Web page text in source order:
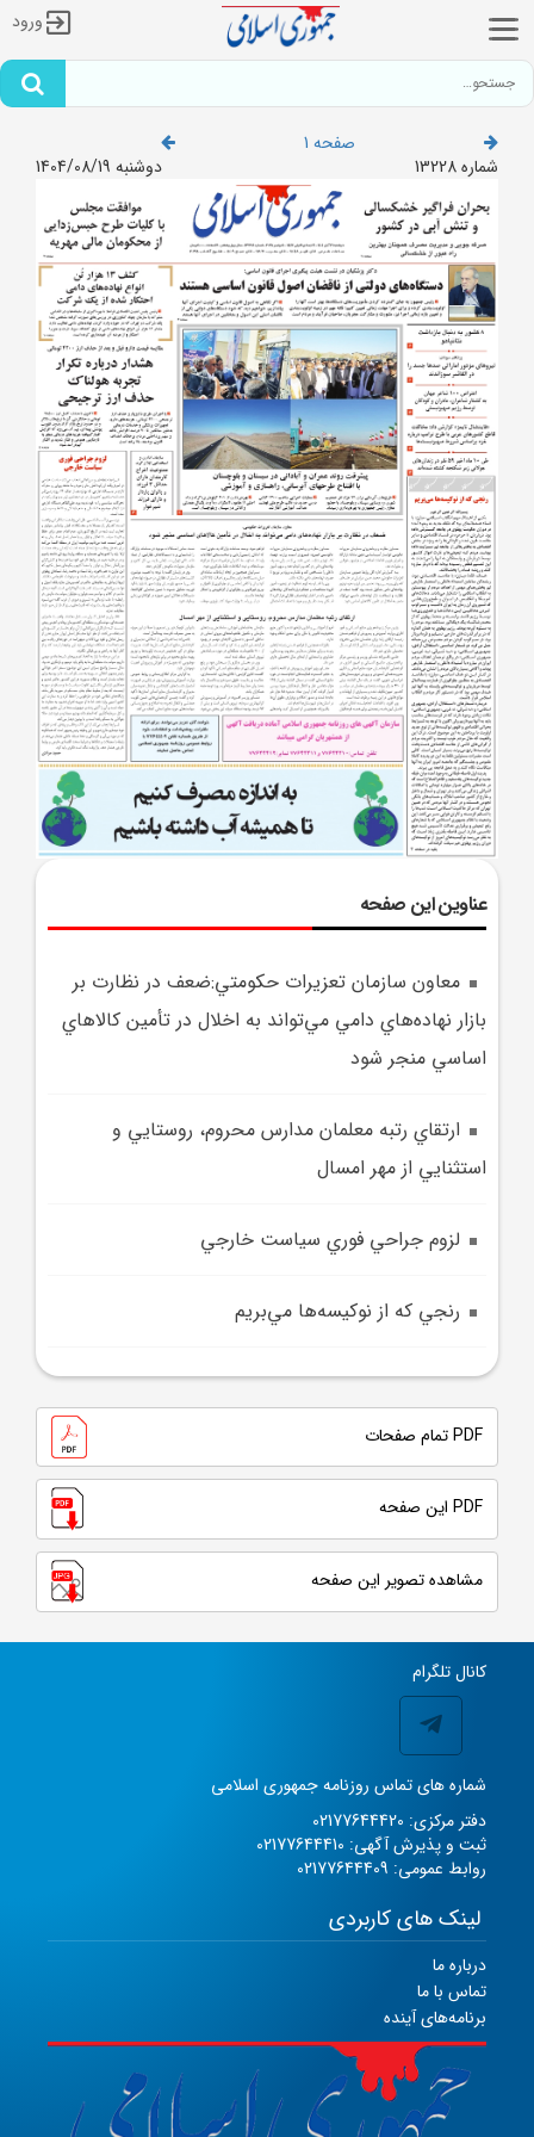
ورود
صفحه 1
شماره 13228
دوشنبه 1404/08/19
عناوین این صفحه
معاون سازمان تعزيرات حکومتي:ضعف در نظارت بر
بازار نهاده‌هاي دامي مي‌تواند به اخلال در تأمين کالاهاي
اساسي منجر شود
ارتقاي رتبه معلمان مدارس محروم، روستايي و
استثنايي از مهر امسال
لزوم جراحي فوري سياست خارجي
رنجي که از نوکيسه‌ها مي‌بريم
PDF تمام صفحات
PDF این صفحه
مشاهده تصویر این صفحه
کانال تلگرام
شماره های تماس روزنامه جمهوری اسلامی
دفتر مرکزی: 02177644420
ثبت و پذیرش آگهی: 02177644410
روابط عمومی: 02177644409
لینک های کاربردی
درباره ما
تماس با ما
برنامه‌های آینده